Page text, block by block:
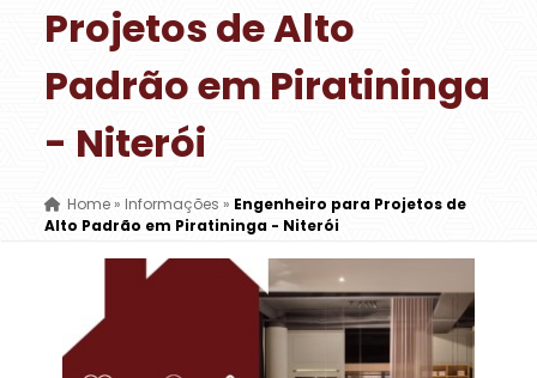
Projetos de Alto
Padrão em Piratininga
- Niterói
Home»Informações » Engenheiro para Projetos de
Alto Padrão em Piratininga - Niterói